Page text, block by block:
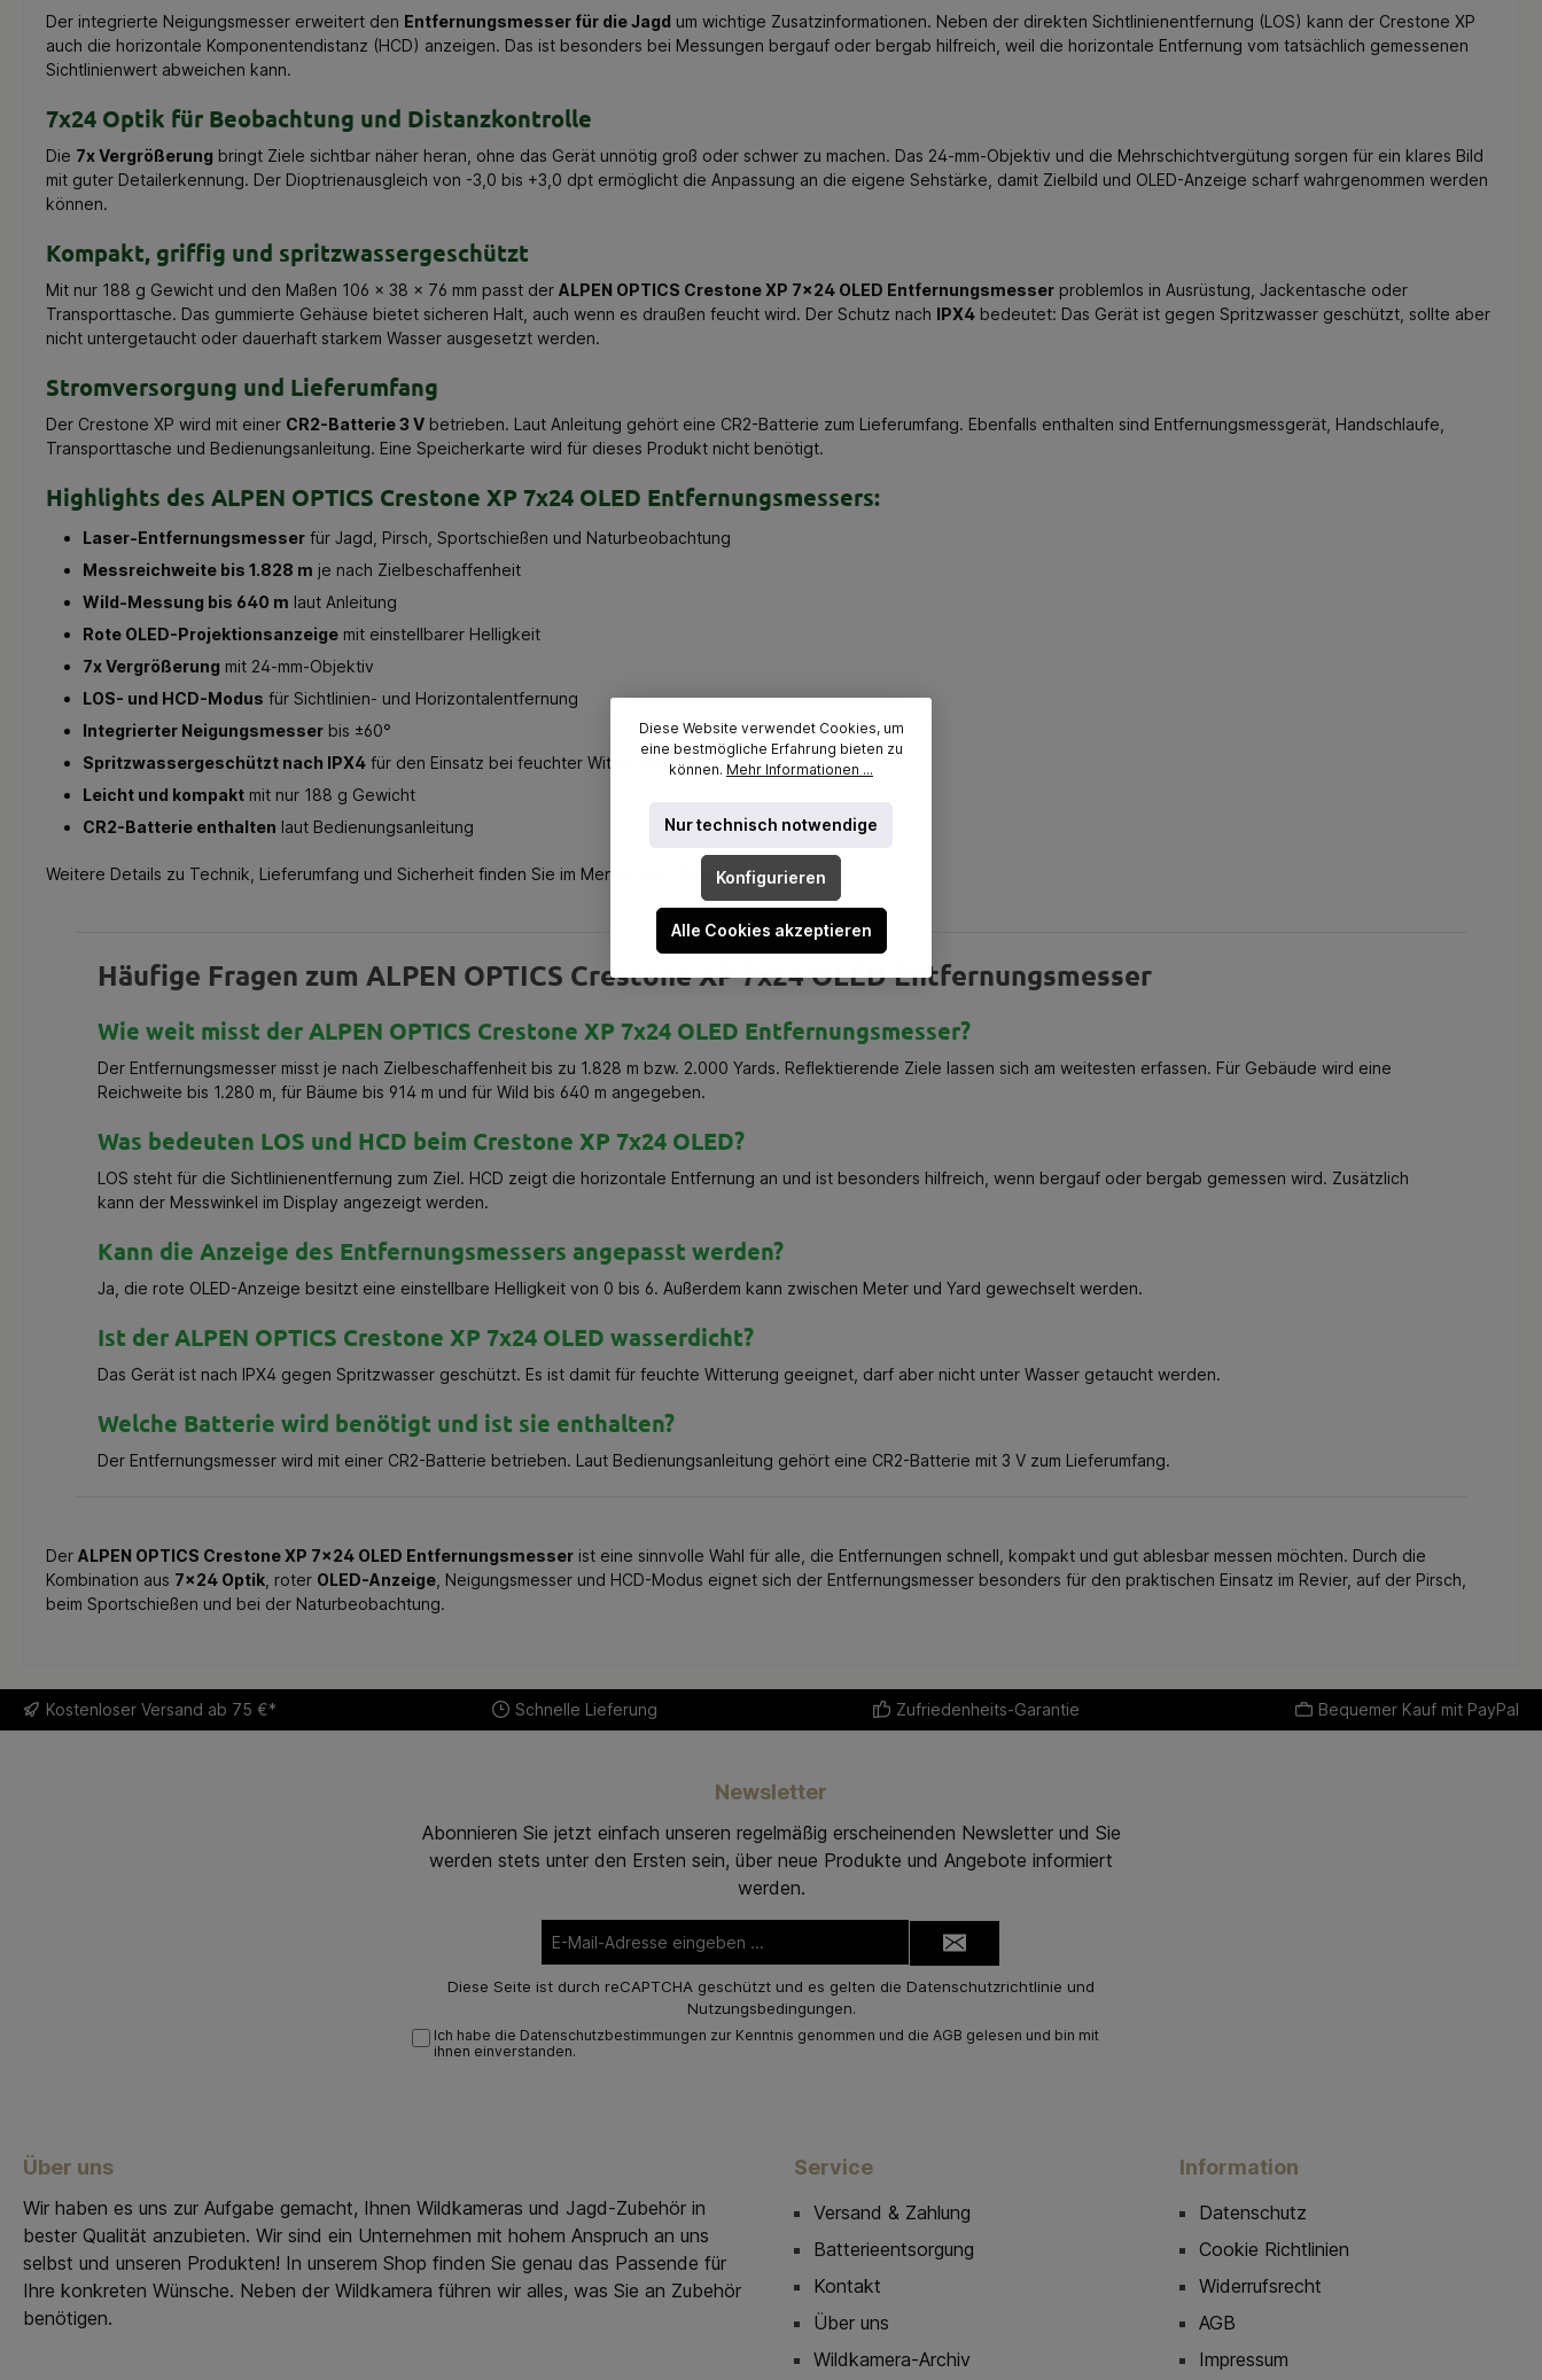
Der integrierte Neigungsmesser erweitert den Entfernungsmesser für die Jagd um wichtige Zusatzinformationen. Neben der direkten Sichtlinienentfernung (LOS) kann der Crestone XP
auch die horizontale Komponentendistanz (HCD) anzeigen. Das ist besonders bei Messungen bergauf oder bergab hilfreich, weil die horizontale Entfernung vom tatsächlich gemessenen
Sichtlinienwert abweichen kann.
7x24 Optik für Beobachtung und Distanzkontrolle
Die 7x Vergrößerung bringt Ziele sichtbar näher heran, ohne das Gerät unnötig groß oder schwer zu machen. Das 24-mm-Objektiv und die Mehrschichtvergütung sorgen für ein klares Bild
mit guter Detailerkennung. Der Dioptrienausgleich von -3,0 bis +3,0 dpt ermöglicht die Anpassung an die eigene Sehstärke, damit Zielbild und OLED-Anzeige scharf wahrgenommen werden
können.
Kompakt, griffig und spritzwassergeschützt
Mit nur 188 g Gewicht und den Maßen 106 x 38 x 76 mm passt der ALPEN OPTICS Crestone XP 7x24 OLED Entfernungsmesser problemlos in Ausrüstung, Jackentasche oder
Transporttasche. Das gummierte Gehäuse bietet sicheren Halt, auch wenn es draußen feucht wird. Der Schutz nach IPX4 bedeutet: Das Gerät ist gegen Spritzwasser geschützt, sollte aber
nicht untergetaucht oder dauerhaft starkem Wasser ausgesetzt werden.
Stromversorgung und Lieferumfang
Der Crestone XP wird mit einer CR2-Batterie 3 V betrieben. Laut Anleitung gehört eine CR2-Batterie zum Lieferumfang. Ebenfalls enthalten sind Entfernungsmessgerät, Handschlaufe,
Transporttasche und Bedienungsanleitung. Eine Speicherkarte wird für dieses Produkt nicht benötigt.
Highlights des ALPEN OPTICS Crestone XP 7x24 OLED Entfernungsmessers:
Laser-Entfernungsmesser für Jagd, Pirsch, Sportschießen und Naturbeobachtung
Messreichweite bis 1.828 m je nach Zielbeschaffenheit
Wild-Messung bis 640 m laut Anleitung
Rote OLED-Projektionsanzeige mit einstellbarer Helligkeit
7x Vergrößerung mit 24-mm-Objektiv
LOS- und HCD-Modus für Sichtlinien- und Horizontalentfernung
Integrierter Neigungsmesser bis ±60°
Spritzwassergeschützt nach IPX4 für den Einsatz bei feuchter Witterung
Leicht und kompakt mit nur 188 g Gewicht
CR2-Batterie enthalten laut Bedienungsanleitung
Weitere Details zu Technik, Lieferumfang und Sicherheit finden Sie im Menüpunkt „Spezifikationen“.
Häufige Fragen zum ALPEN OPTICS Crestone XP 7x24 OLED Entfernungsmesser
Wie weit misst der ALPEN OPTICS Crestone XP 7x24 OLED Entfernungsmesser?
Der Entfernungsmesser misst je nach Zielbeschaffenheit bis zu 1.828 m bzw. 2.000 Yards. Reflektierende Ziele lassen sich am weitesten erfassen. Für Gebäude wird eine
Reichweite bis 1.280 m, für Bäume bis 914 m und für Wild bis 640 m angegeben.
Was bedeuten LOS und HCD beim Crestone XP 7x24 OLED?
LOS steht für die Sichtlinienentfernung zum Ziel. HCD zeigt die horizontale Entfernung an und ist besonders hilfreich, wenn bergauf oder bergab gemessen wird. Zusätzlich
kann der Messwinkel im Display angezeigt werden.
Kann die Anzeige des Entfernungsmessers angepasst werden?
Ja, die rote OLED-Anzeige besitzt eine einstellbare Helligkeit von 0 bis 6. Außerdem kann zwischen Meter und Yard gewechselt werden.
Ist der ALPEN OPTICS Crestone XP 7x24 OLED wasserdicht?
Das Gerät ist nach IPX4 gegen Spritzwasser geschützt. Es ist damit für feuchte Witterung geeignet, darf aber nicht unter Wasser getaucht werden.
Welche Batterie wird benötigt und ist sie enthalten?
Der Entfernungsmesser wird mit einer CR2-Batterie betrieben. Laut Bedienungsanleitung gehört eine CR2-Batterie mit 3 V zum Lieferumfang.
Der ALPEN OPTICS Crestone XP 7x24 OLED Entfernungsmesser ist eine sinnvolle Wahl für alle, die Entfernungen schnell, kompakt und gut ablesbar messen möchten. Durch die
Kombination aus 7x24 Optik , roter OLED-Anzeige , Neigungsmesser und HCD-Modus eignet sich der Entfernungsmesser besonders für den praktischen Einsatz im Revier, auf der Pirsch,
beim Sportschießen und bei der Naturbeobachtung.
Kostenloser Versand ab 75 €* Schnelle Lieferung Zufriedenheits-Garantie Bequemer Kauf mit PayPal
Newsletter
Abonnieren Sie jetzt einfach unseren regelmäßig erscheinenden Newsletter und Sie
werden stets unter den Ersten sein, über neue Produkte und Angebote informiert
werden.
Mail-
Diese Seite ist durch reCAPTCHA geschützt und es gelten die Datenschutzrichtlinie und
Nutzungsbedingungen.
Ich habe die Datenschutzbestimmungen zur Kenntnis genommen und die AGB gelesen und bin mit
ihnen einverstanden.
Über uns
Wir haben es uns zur Aufgabe gemacht, Ihnen Wildkameras und Jagd-Zubehör in
bester Qualität anzubieten. Wir sind ein Unternehmen mit hohem Anspruch an uns
selbst und unseren Produkten! In unserem Shop finden Sie genau das Passende für
Ihre konkreten Wünsche. Neben der Wildkamera führen wir alles, was Sie an Zubehör
benötigen.
Service
Versand & Zahlung
Batterieentsorgung
Kontakt
Über uns
Wildkamera-Archiv
Information
Datenschutz
Cookie Richtlinien
Widerrufsrecht
AGB
Impressum
Diese Website verwendet Cookies, um
eine bestmögliche Erfahrung bieten zu
können. Mehr Informationen ...
Nur technisch notwendige
Konfigurieren
Alle Cookies akzeptieren